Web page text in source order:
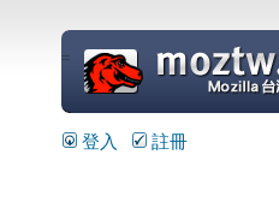
=
登入 註冊